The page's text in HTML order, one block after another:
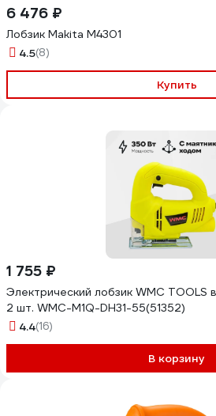
6 476 ₽
Лобзик Makita M4301
4.5(8)
Купить
1 755 ₽
Электрический лобзик WMC TOOLS
2 шт. WMC-M1Q-DH31-55(51352)
4.4(16)
В корзину